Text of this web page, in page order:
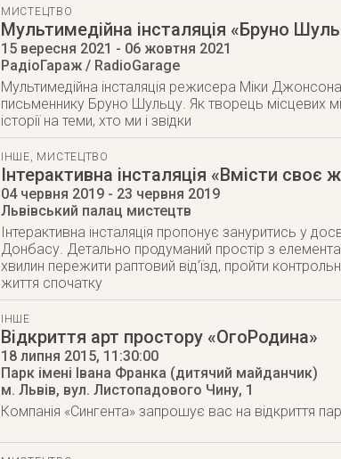
МИСТЕЦТВО
Мультимедійна інсталяція «Бруно
15 вересня 2021 - 06 жовтня 2021
РадіоГараж / RadioGarage
Мультимедійна інсталяція режисера Міки
письменнику Бруно Шульцу. Як творець місцевих
історії на теми, хто ми і звідки
ІНШЕ, МИСТЕЦТВО
Інтерактивна інсталяція «Вмісти своє
04 червня 2019 - 23 червня 2019
Львівський палац мистецтв
Інтерактивна інсталяція пропонує зануритись у
Донбасу. Детально продуманий простір з
хвилин пережити раптовий від’їзд, пройти
життя спочатку
ІНШЕ
Відкриття арт простору «ОгоРодина»
18 липня 2015, 11:30:00
Парк імені Івана Франка (дитячий майданчик)
м. Львів, вул. Листопадового Чину, 1
Компанія «Сингента» запрошує вас на відкриття